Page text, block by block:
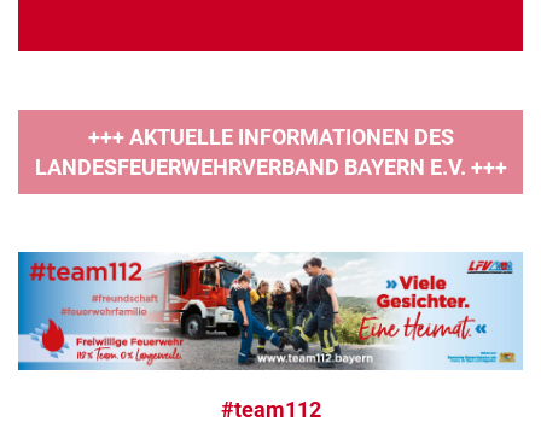
+++ AKTUELLE INFORMATIONEN DES
LANDESFEUERWEHRVERBAND BAYERN E.V. +++
#team112